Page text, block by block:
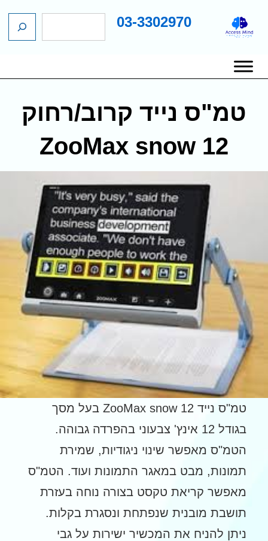
03-3302970
ניווט
ראשי
טמ"ס נייד קרוב/רחוק
ZooMax snow 12
טמ"ס נייד ZooMax snow 12 בעל מסך
בגודל 12 אינץ' צבעוני בהפרדה גבוהה.
הטמ"ס מאפשר שינוי ניגודיות, שמירת
תמונות, מבט במאגר התמונות ועוד. הטמ"ס
מאפשר קריאת טקסט בצורה נוחה בעזרת
תושבת מובנית שנפתחת ונסגרת בקלות.
ניתן להניח את המכשיר ישירות על גבי